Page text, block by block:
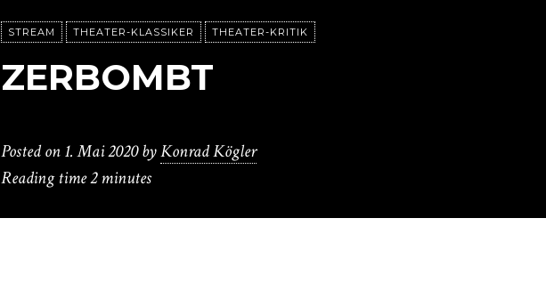
STREAM THEATER-KLASSIKER THEATER-KRITIK
ZERBOMBT
Posted on1. Mai 2020byKonrad Kögler
Reading time2 minutes